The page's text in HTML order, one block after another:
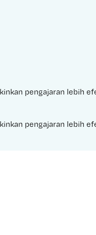
pengajaran
pengajaran